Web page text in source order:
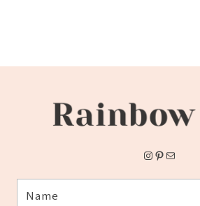
Instagram
Pinterest
メール